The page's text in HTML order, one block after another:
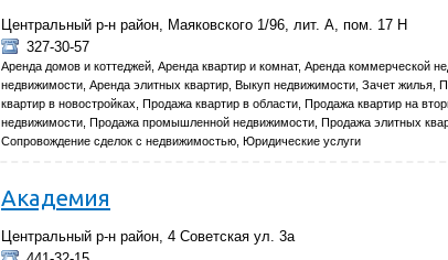
Центральный р-н район, Маяковского 1/96, лит. А, пом. 17 Н
327-30-57
Аренда домов и коттеджей, Аренда квартир и комнат, Аренда коммерческой
недвижимости, Аренда элитных квартир, Выкуп недвижимости, Зачет жилья,
квартир в новостройках, Продажа квартир в области, Продажа квартир на
недвижимости, Продажа промышленной недвижимости, Продажа элитных
Сопровождение сделок с недвижимостью, Юридические услуги
Академия
Центральный р-н район, 4 Советская ул. 3а